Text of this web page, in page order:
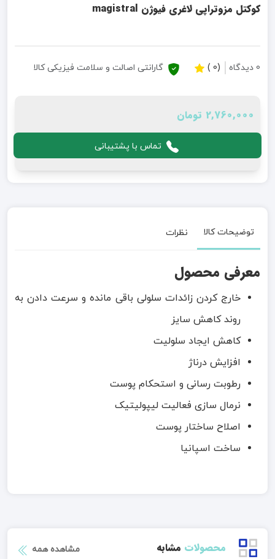
کوکتل مزوتراپی لاغری فیوژن magistral
0 دیدگاه (0 ) گارانتی اصالت و سلامت فیزیکی کالا
2,760,000 تومان
تماس با پشتیبانی
توضیحات کالا نظرات
معرفی محصول
خارج کردن زائدات سلولی باقی مانده و سرعت دادن به
روند کاهش سایز
کاهش ایجاد سلولیت
افزایش درناژ
رطوبت رسانی و استحکام پوست
نرمال سازی فعالیت لیپولیتیک
اصلاح ساختار پوست
ساخت اسپانیا
محصولات مشابه مشاهده همه